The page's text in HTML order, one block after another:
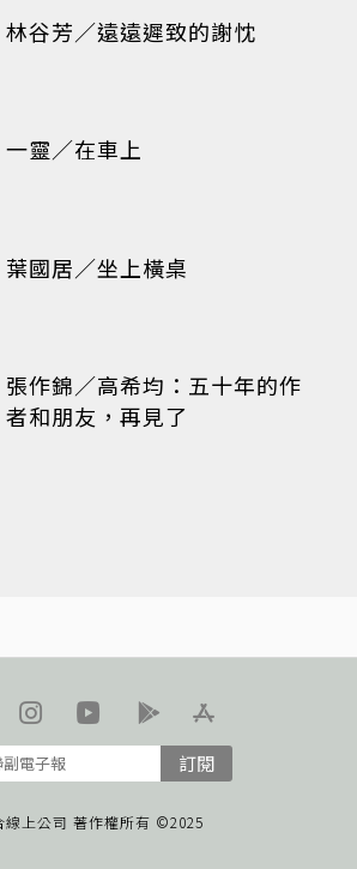
林谷芳／遠遠遲致的謝忱
一靈／在車上
葉國居／坐上橫桌
張作錦／高希均：五十年的作
者和朋友，再見了
訂閱
線上公司 著作權所有 ©2025